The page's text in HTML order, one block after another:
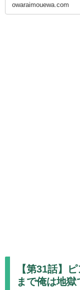
owaraimouewa.com
【第31話】
まで俺は地